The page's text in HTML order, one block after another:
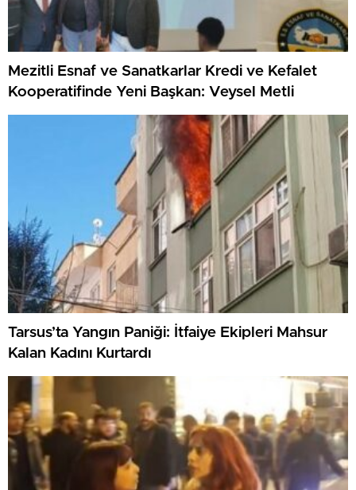
Mezitli Esnaf ve Sanatkarlar Kredi ve Kefalet
Kooperatifinde Yeni Başkan: Veysel Metli
Tarsus’ta Yangın Paniği: İtfaiye Ekipleri Mahsur
Kalan Kadını Kurtardı